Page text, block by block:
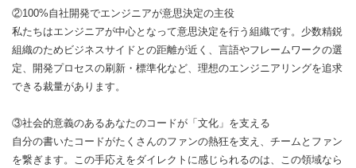
②100%自社開発でエンジニアが意思決定の主役
私たちはエンジニアが中心となって意思決定を行う組織です。少数精鋭
組織のためビジネスサイドとの距離が近く、言語やフレームワークの選
定、開発プロセスの刷新・標準化など、理想のエンジニアリングを追求
できる裁量があります。
③社会的意義のあるあなたのコードが「文化」を支える
自分の書いたコードがたくさんのファンの熱狂を支え、チームとファン
を繋ぎます。この手応えをダイレクトに感じられるのは、この領域なら